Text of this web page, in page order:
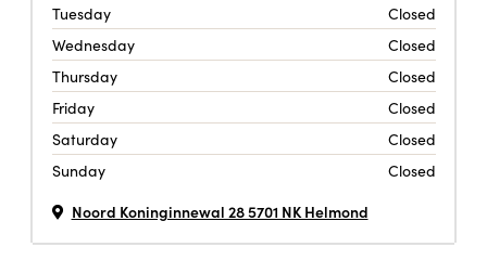
Tuesday
Closed
Wednesday
Closed
Thursday
Closed
Friday
Closed
Saturday
Closed
Sunday
Closed
Noord Koninginnewal 28 5701 NK Helmond